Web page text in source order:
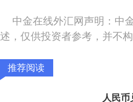
中金在线外汇网声明：中
述，仅供投资者参考，并不
推荐阅读
人民币